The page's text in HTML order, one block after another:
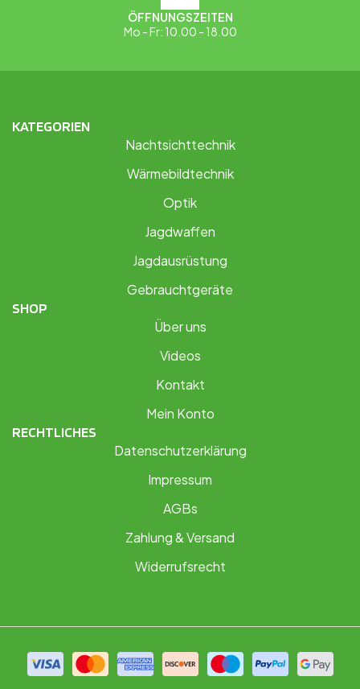
ÖFFNUNGSZEITEN
Mo - Fr: 10.00 - 18.00
KATEGORIEN
Nachtsichttechnik
Wärmebildtechnik
Optik
Jagdwaffen
Jagdausrüstung
Gebrauchtgeräte
SHOP
Über uns
Videos
Kontakt
Mein Konto
RECHTLICHES
Datenschutzerklärung
Impressum
AGBs
Zahlung & Versand
Widerrufsrecht